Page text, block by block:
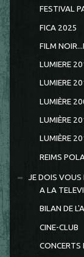
FESTIVAL
FICA 2025
FILM
LUMIERE
LUMIERE
LUMIÈRE
LUMIÈRE
LUMIÈRE
REIMS
JE DOIS VOUS
A LA
BILAN DE
CINE-CLUB
CONCERTS